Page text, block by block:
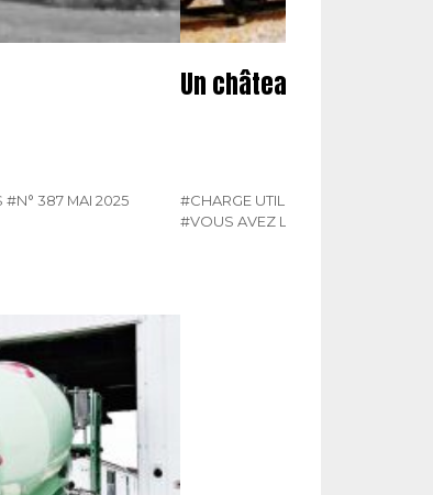
#N° 387 MAI 2025
Un château à la place
#CHARGE UTILE HORS-SÉRIE 117
#VOUS AVEZ LA PAROLE